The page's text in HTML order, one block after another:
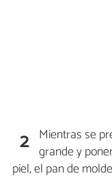
2 Mientras se
grande y
piel, el pan de